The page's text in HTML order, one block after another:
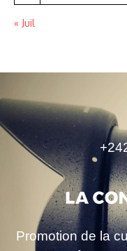
« Juil
Promotion de la